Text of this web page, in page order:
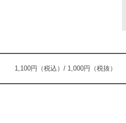
1,100円（税込）/ 1,000円（税抜）